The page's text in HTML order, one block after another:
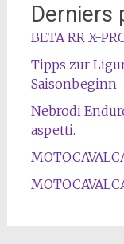
Derniers
BETA RR X-
Tipps zur
Saisonbeginn
Nebrodi
aspetti.